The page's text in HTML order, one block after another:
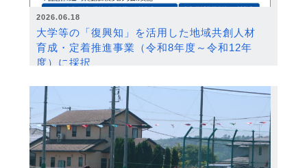
2026.06.18
大学等の「復興知」を活用した地域共創人材
育成・定着推進事業（令和8年度～令和12年
度）に採択